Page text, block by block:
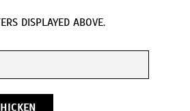
DISPLAYED ABOVE.